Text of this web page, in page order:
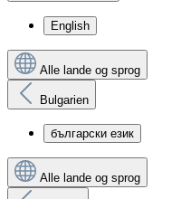
English
Alle lande og sprog
Bulgarien
български език
Alle lande og sprog